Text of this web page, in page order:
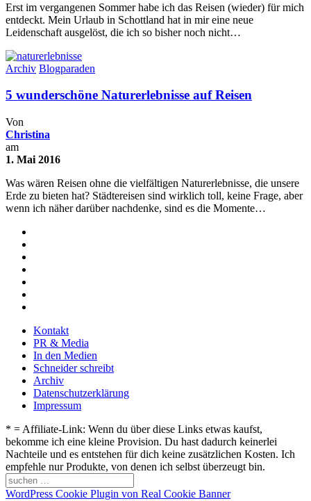
Erst im vergangenen Sommer habe ich das Reisen (wieder) für mich
entdeckt. Mein Urlaub in Schottland hat in mir eine neue
Leidenschaft ausgelöst, die ich so bisher noch nicht…
Archiv Blogparaden
5 wunderschöne Naturerlebnisse auf Reisen
Von
Christina
am
1. Mai 2016
Was wären Reisen ohne die vielfältigen Naturerlebnisse, die unsere
Erde zu bieten hat? Städtereisen sind wirklich toll, keine Frage, aber
wenn ich näher darüber nachdenke, sind es die Momente…
Kontakt
PR & Media
In den Medien
Schneider schreibt
Archiv
Datenschutzerklärung
Impressum
* = Affiliate-Link: Wenn du über diese Links etwas kaufst,
bekomme ich eine kleine Provision. Du hast dadurch keinerlei
Nachteile und es entstehen für dich keine zusätzlichen Kosten. Ich
empfehle nur Produkte, von denen ich selbst überzeugt bin.
WordPress Cookie Plugin von Real Cookie Banner